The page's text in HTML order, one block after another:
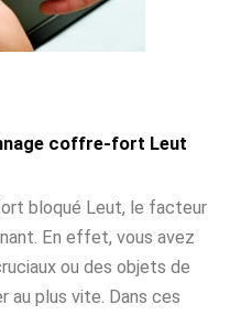
coffre-fort Leut
bloqué Leut, le facteur
En effet, vous avez
ou des objets de
au plus vite. Dans ces